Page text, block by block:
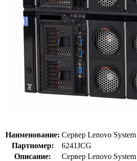
Наименование: Сервер Lenovo
Партномер:
6241JCG
Описание:
Сервер Lenovo